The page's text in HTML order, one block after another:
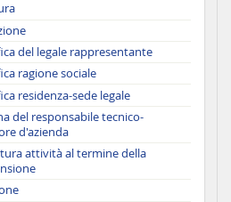
del legale rappresentante
ragione sociale
residenza-sede legale
del responsabile tecnico-
d'azienda
attività al termine della